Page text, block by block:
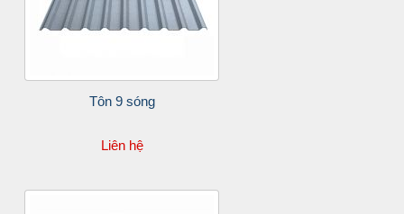
Tôn 9 sóng
Liên hệ